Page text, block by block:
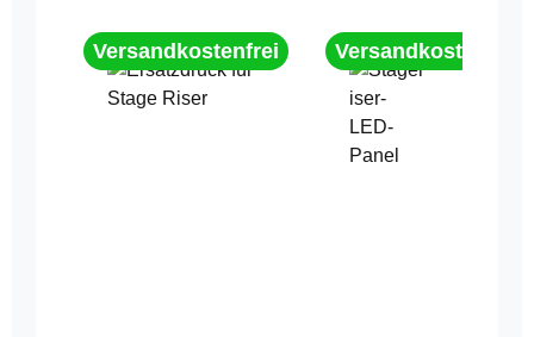
Versandkostenfrei Versandkostenfrei